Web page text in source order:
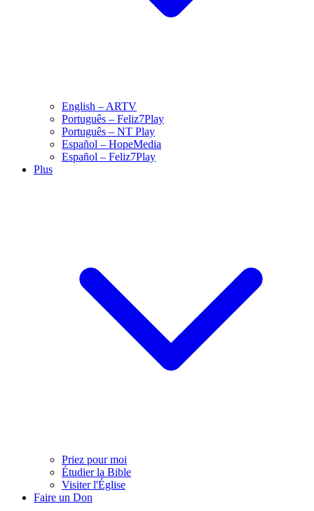
English – ARTV
Português – Feliz7Play
Português – NT Play
Español – HopeMedia
Español – Feliz7Play
Plus
Priez pour moi
Étudier la Bible
Visiter l'Église
Faire un Don